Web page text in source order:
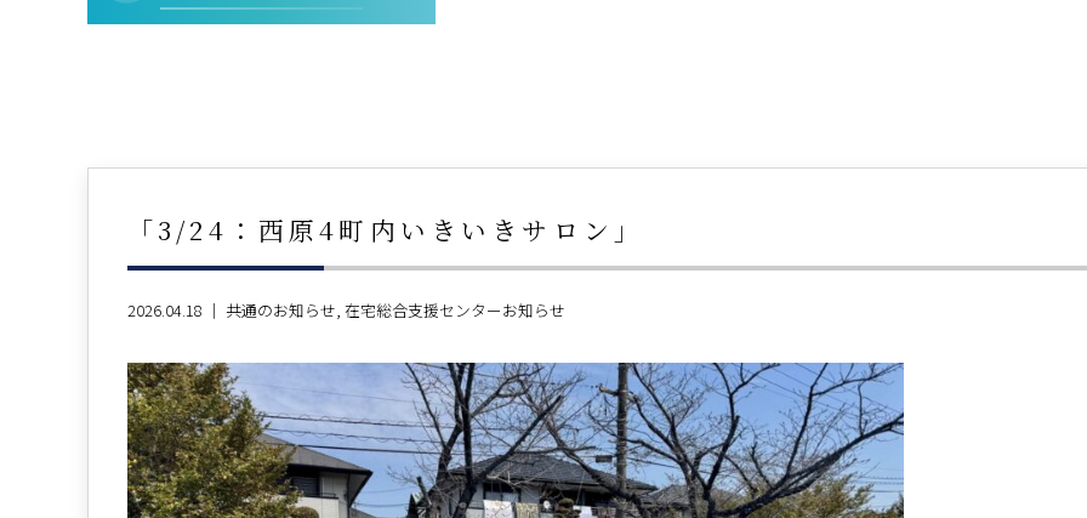
「3/24：西原4町内いきいきサロン」
2026.04.18 ｜ 共通のお知らせ 在宅総合支援センターお知らせ